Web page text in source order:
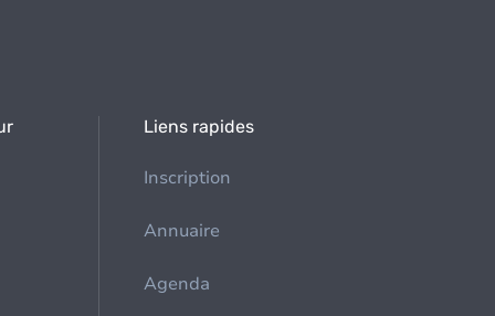
Liens rapides
Inscription
Annuaire
Agenda